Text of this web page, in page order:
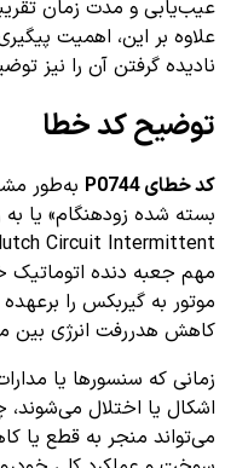
عیب‌یابی و مدت زمان
علاوه بر این، اهمیت
نادیده گرفتن آن را نیز
توضیح کد خطا
کد خطای P0744
به‌طور
مهم جعبه دنده اتوماتیک
موتور به گیربکس را برعهده
کاهش هدررفت انرژی بین
زمانی که سنسورها یا
اشکال یا اختلال
می‌تواند منجر به قطع یا